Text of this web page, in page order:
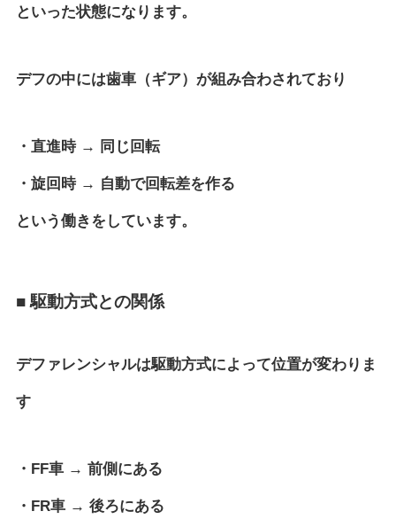
といった状態になります。
デフの中には歯車（ギア）が組み合わされており
・直進時 → 同じ回転
・旋回時 → 自動で回転差を作る
という働きをしています。
■ 駆動方式との関係
デファレンシャルは駆動方式によって位置が変わりま
す
・FF車 → 前側にある
・FR車 → 後ろにある